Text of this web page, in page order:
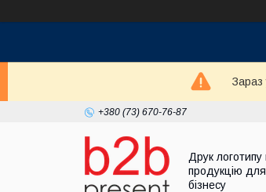
Зараз
+380 (73) 670-76-87
Друк логотипу
продукцію
бізнесу